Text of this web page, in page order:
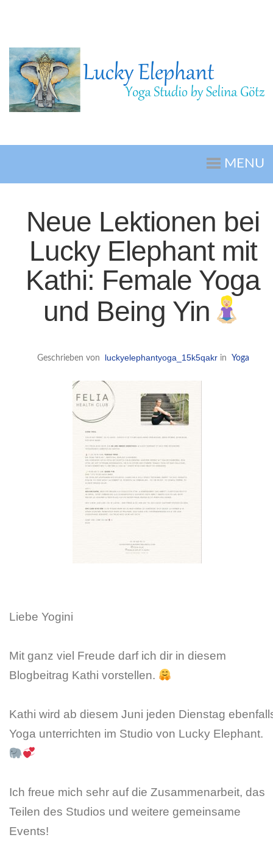
MENU
Neue Lektionen bei
Lucky Elephant mit
Kathi: Female Yoga
und Being Yin
Geschrieben von luckyelephantyoga_15k5qakrin Yoga
Liebe Yogini
Mit ganz viel Freude darf ich dir in diesem
Blogbeitrag Kathi vorstellen.
Kathi wird ab diesem Juni jeden Dienstag
Yoga unterrichten im Studio von Lucky Elephant.
Ich freue mich sehr auf die Zusammenarbeit, das
Teilen des Studios und weitere gemeinsame
Events!